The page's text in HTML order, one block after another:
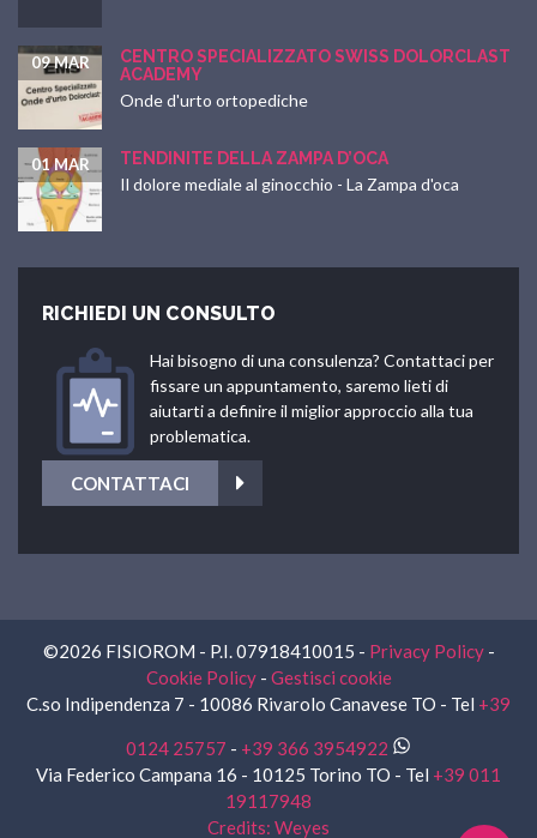
CENTRO SPECIALIZZATO SWISS DOLORCLAST
ACADEMY
09 MAR
Onde d'urto ortopediche
TENDINITE DELLA ZAMPA D’OCA
01 MAR
Il dolore mediale al ginocchio - La Zampa d'oca
RICHIEDI UN CONSULTO
Hai bisogno di una consulenza? Contattaci per
fissare un appuntamento, saremo lieti di
aiutarti a definire il miglior approccio alla tua
problematica.
CONTATTACI
©2026 FISIOROM - P.I. 07918410015 - Privacy Policy-
Cookie Policy- Gestisci cookie
C.so Indipendenza 7 - 10086 Rivarolo Canavese TO - Tel +39
0124 25757 - +39 366 3954922
Via Federico Campana 16 - 10125 Torino TO - Tel +39 011
19117948
Credits: Weyes